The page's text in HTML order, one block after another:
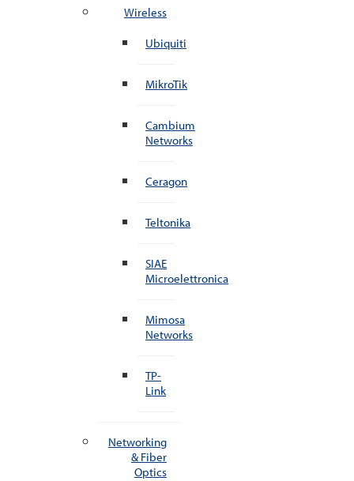
Wireless
Ubiquiti
MikroTik
Cambium
Networks
Ceragon
Teltonika
SIAE
Microelettronica
Mimosa
Networks
TP-
Link
Networking
& Fiber
Optics